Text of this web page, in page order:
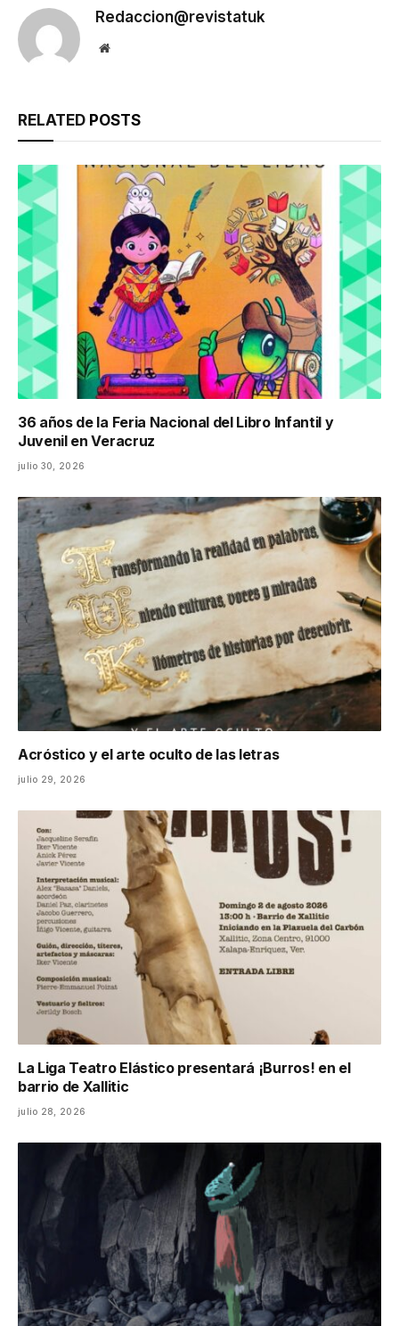
Redaccion@revistatuk
Website
RELATED POSTS
36 años de la Feria Nacional del Libro Infantil y
Juvenil en Veracruz
julio 30, 2026
Acróstico y el arte oculto de las letras
julio 29, 2026
La Liga Teatro Elástico presentará ¡Burros! en el
barrio de Xallitic
julio 28, 2026